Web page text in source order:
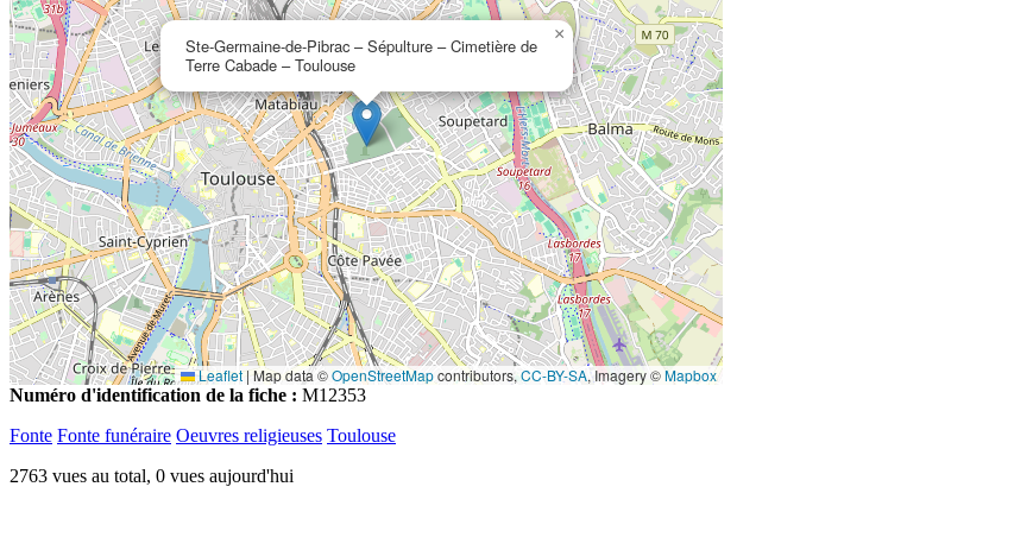
Ste-Germaine-de-Pibrac – Sépulture – Cimetière de
Terre Cabade – Toulouse
×
Leaflet |Map data ©OpenStreetMapcontributors,CC-BY-SA, Imagery ©Mapbox
Numéro d'identification de la fiche : M12353
Fonte Fonte funéraire Oeuvres religieuses Toulouse
2763 vues au total, 0 vues aujourd'hui